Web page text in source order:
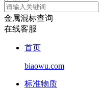
金属混标查询
在线客服
首页
biaowu.com
标准物质